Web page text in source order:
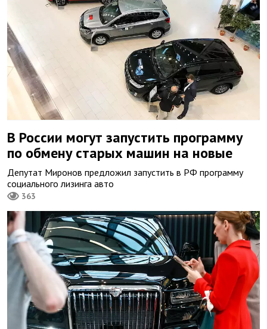
В России могут запустить программу
по обмену старых машин на новые
Депутат Миронов предложил запустить в РФ программу
социального лизинга авто
363